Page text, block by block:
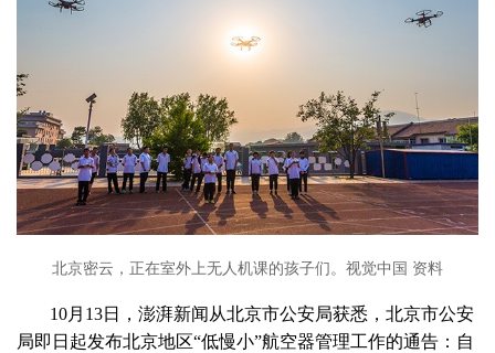
北京密云，正在室外上无人机课的孩子们。视觉中国 资料
10月13日，澎湃新闻从北京市公安局获悉，北京市公安
局即日起发布北京地区“低慢小”航空器管理工作的通告：自